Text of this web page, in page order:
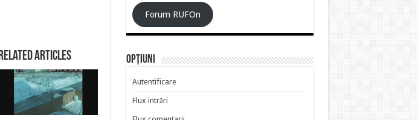
Articles
Forum RUFOn
Opțiuni
Autentificare
Flux intrări